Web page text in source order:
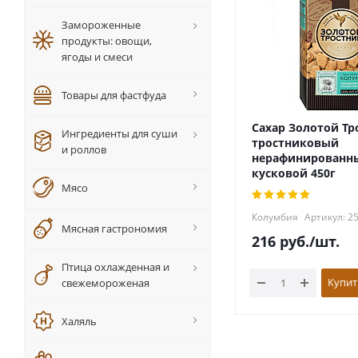
Сахар Золотой
тростниковый
кусковой 450г
Колумбия Артикул:
216 руб./шт.
Замороженные
продукты: овощи,
ягоды и смеси
Товары для фастфуда
Ингредиенты для суши
и роллов
Мясо
Мясная гастрономия
Птица охлажденная и
свежемороженая
Халяль